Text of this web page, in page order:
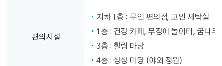
편의시설
지하 1층 : 무인 편의점, 코인 세탁실
1층 : 건강 카페, 무장애 놀이터, 꿈나무
3층 : 힐링 마당
4층 : 상상 마당 (야외 정원)